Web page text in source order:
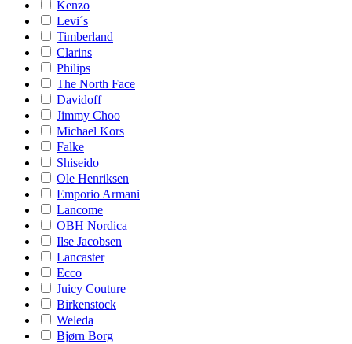
Kenzo
Levi´s
Timberland
Clarins
Philips
The North Face
Davidoff
Jimmy Choo
Michael Kors
Falke
Shiseido
Ole Henriksen
Emporio Armani
Lancome
OBH Nordica
Ilse Jacobsen
Lancaster
Ecco
Juicy Couture
Birkenstock
Weleda
Bjørn Borg